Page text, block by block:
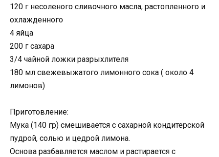
120 г несоленого сливочного масла, растопленного и
охлажденного
4 яйца
200 г сахара
3/4 чайной ложки разрыхлителя
180 мл свежевыжатого лимонного сока ( около 4
лимонов)
Приготовление:
Мука (140 гр) смешивается с сахарной кондитерской
пудрой, солью и цедрой лимона.
Основа разбавляется маслом и растирается с